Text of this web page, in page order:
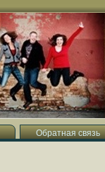
Обратная связь